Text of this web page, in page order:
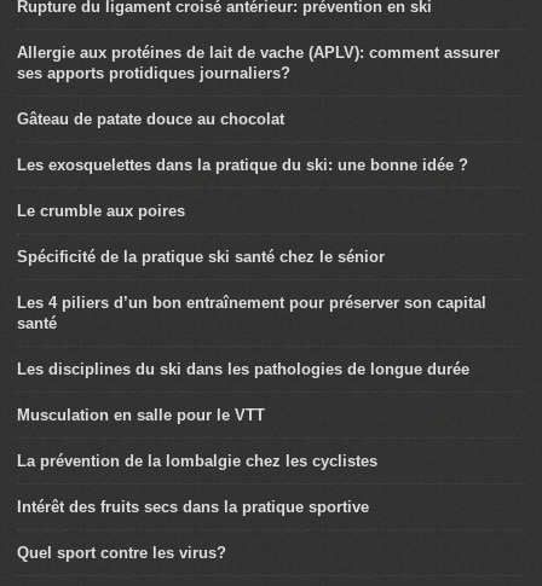
Rupture du ligament croisé antérieur: prévention en ski
Allergie aux protéines de lait de vache (APLV): comment assurer
ses apports protidiques journaliers?
Gâteau de patate douce au chocolat
Les exosquelettes dans la pratique du ski: une bonne idée ?
Le crumble aux poires
Spécificité de la pratique ski santé chez le sénior
Les 4 piliers d’un bon entraînement pour préserver son capital
santé
Les disciplines du ski dans les pathologies de longue durée
Musculation en salle pour le VTT
La prévention de la lombalgie chez les cyclistes
Intérêt des fruits secs dans la pratique sportive
Quel sport contre les virus?